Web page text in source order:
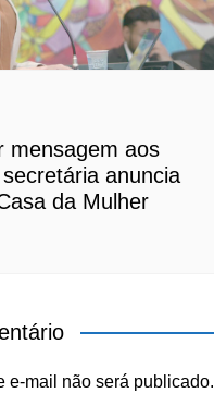
mensagem aos
anuncia
da Mulher
e-mail não será publicado.